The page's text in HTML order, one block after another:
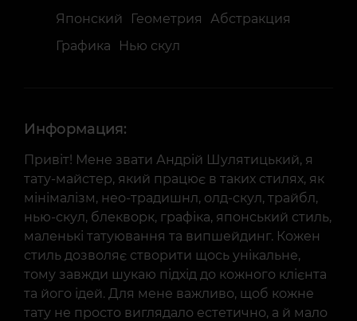
Японский
Геометрия
Абстракция
Графика
Нью скул
Информация:
Привіт! Мене звати Андрій Шулятицький, я
тату-майстер, який працює в таких стилях, як
мінімалізм, нео-традишнл, олд-скул, трайбл,
нью-скул, блекворк, графіка, японський стиль,
маленькі татуювання та випшейдинг. Кожен
стиль дозволяє створити щось унікальне,
тому завжди шукаю підхід до кожного клієнта
та його ідей. Для мене важливо, щоб кожне
тату не просто виглядало естетично, а й мало